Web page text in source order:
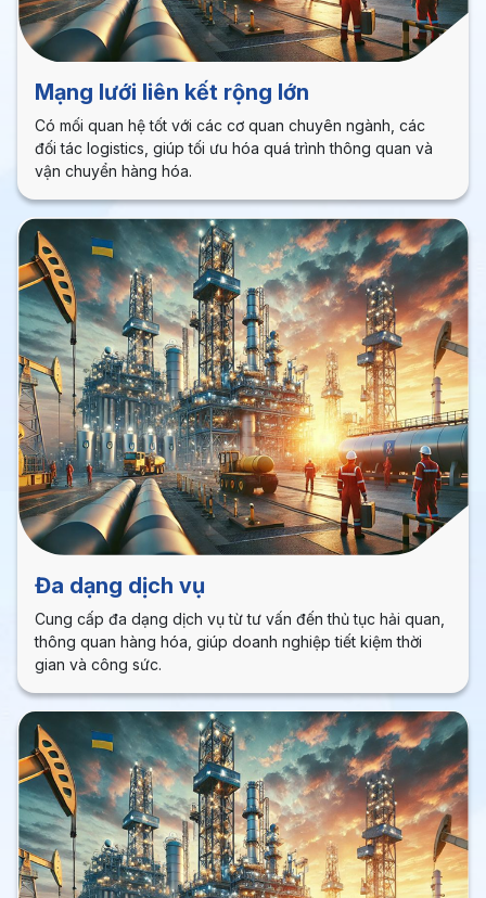
Mạng lưới liên kết rộng lớn
Có mối quan hệ tốt với các cơ quan chuyên ngành, các
đối tác logistics, giúp tối ưu hóa quá trình thông quan và
vận chuyển hàng hóa.
Đa dạng dịch vụ
Cung cấp đa dạng dịch vụ từ tư vấn đến thủ tục hải quan,
thông quan hàng hóa, giúp doanh nghiệp tiết kiệm thời
gian và công sức.